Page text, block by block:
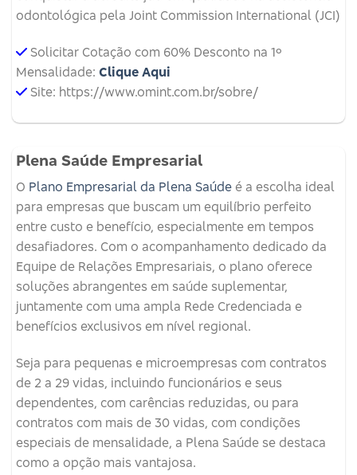
odontológica pela Joint Commission International (JCI)
Solicitar Cotação com 60% Desconto na 1º
Mensalidade: Clique Aqui
Site: https://www.omint.com.br/sobre/
Plena Saúde Empresarial
O Plano Empresarial da Plena Saúde é a escolha ideal
para empresas que buscam um equilíbrio perfeito
entre custo e benefício, especialmente em tempos
desafiadores. Com o acompanhamento dedicado da
Equipe de Relações Empresariais, o plano oferece
soluções abrangentes em saúde suplementar,
juntamente com uma ampla Rede Credenciada e
benefícios exclusivos em nível regional.
Seja para pequenas e microempresas com contratos
de 2 a 29 vidas, incluindo funcionários e seus
dependentes, com carências reduzidas, ou para
contratos com mais de 30 vidas, com condições
especiais de mensalidade, a Plena Saúde se destaca
como a opção mais vantajosa.